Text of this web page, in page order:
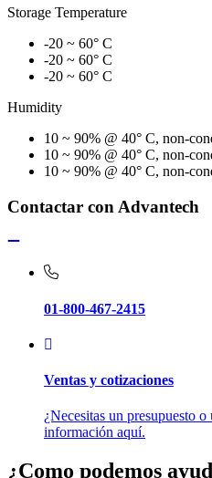
Storage Temperature
-20 ~ 60° C
-20 ~ 60° C
-20 ~ 60° C
Humidity
10 ~ 90% @ 40° C, non-
10 ~ 90% @ 40° C, non-
10 ~ 90% @ 40° C, non-
Contactar con Advantech
01-800-467-2415
Ventas y cotizaciones
¿Necesitas un presupuesto
información aquí.
¿Como podemos